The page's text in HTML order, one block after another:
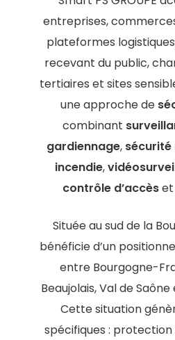
entreprises,
plateformes
recevant du public,
tertiaires et sites
une approche de
combinant
gardiennage, sécurité
incendie,
contrôle d’accèset
Située au sud de la
bénéficie d’un
entre Bourgogne-
Beaujolais, Val de
Cette situation
spécifiques :